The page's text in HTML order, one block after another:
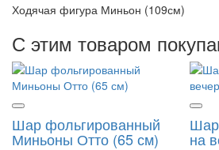
Ходячая фигура Миньон (109см)
С этим товаром
Шар фольгированный
Миньоны Отто (65 см) на